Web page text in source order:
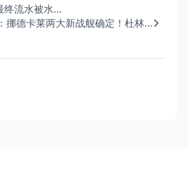
终流水被水...
挪德卡莱两大新战舰确定！杜林...